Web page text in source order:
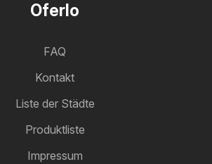
Oferlo
FAQ
Kontakt
Liste der Städte
Produktliste
Impressum